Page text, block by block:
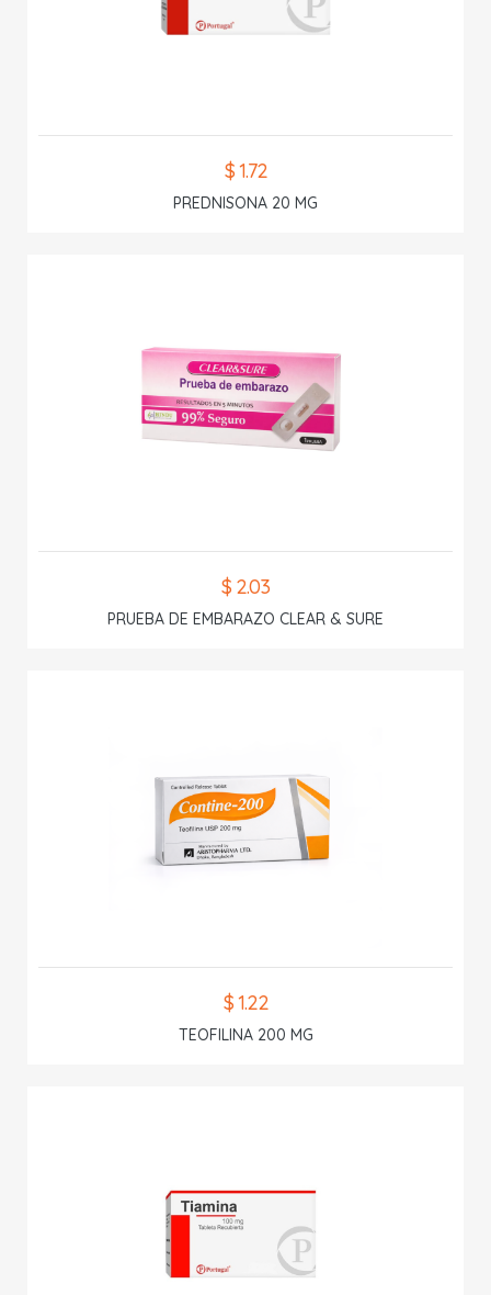
$ 1.72
PREDNISONA 20 MG
$ 2.03
PRUEBA DE EMBARAZO CLEAR & SURE
$ 1.22
TEOFILINA 200 MG